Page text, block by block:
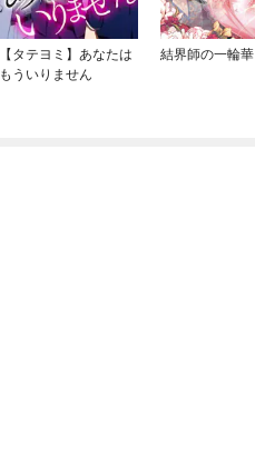
【タテヨミ】あなたは
もういりません
結界師の一輪華